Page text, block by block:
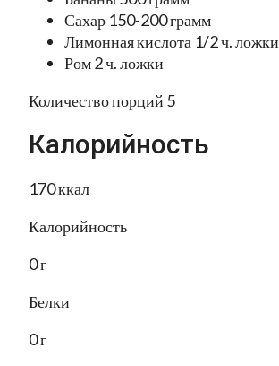
Сахар 150-200 грамм
Лимонная кислота 1/2 ч. ложки
Ром 2 ч. ложки
Количество порций 5
Калорийность
170 ккал
Калорийность
0 г
Белки
0 г